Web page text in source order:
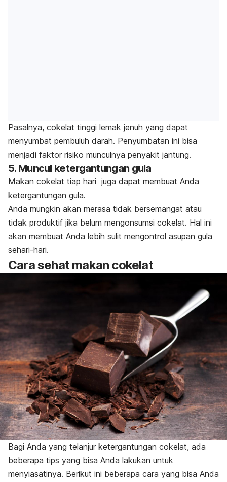
Pasalnya, cokelat tinggi lemak jenuh yang dapat
menyumbat pembuluh darah. Penyumbatan ini bisa
menjadi faktor risiko munculnya penyakit jantung.
5. Muncul ketergantungan gula
Makan cokelat tiap hari juga dapat membuat Anda
ketergantungan gula.
Anda mungkin akan merasa tidak bersemangat atau
tidak produktif jika belum mengonsumsi cokelat. Hal ini
akan membuat Anda lebih sulit mengontrol asupan gula
sehari-hari.
Cara sehat makan cokelat
Bagi Anda yang telanjur ketergantungan cokelat, ada
beberapa tips yang bisa Anda lakukan untuk
menyiasatinya. Berikut ini beberapa cara yang bisa Anda